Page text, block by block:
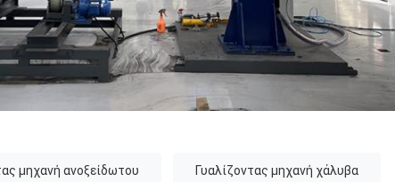
μηχανή ανοξείδωτου Γυαλίζοντας μηχανή χάλυβα